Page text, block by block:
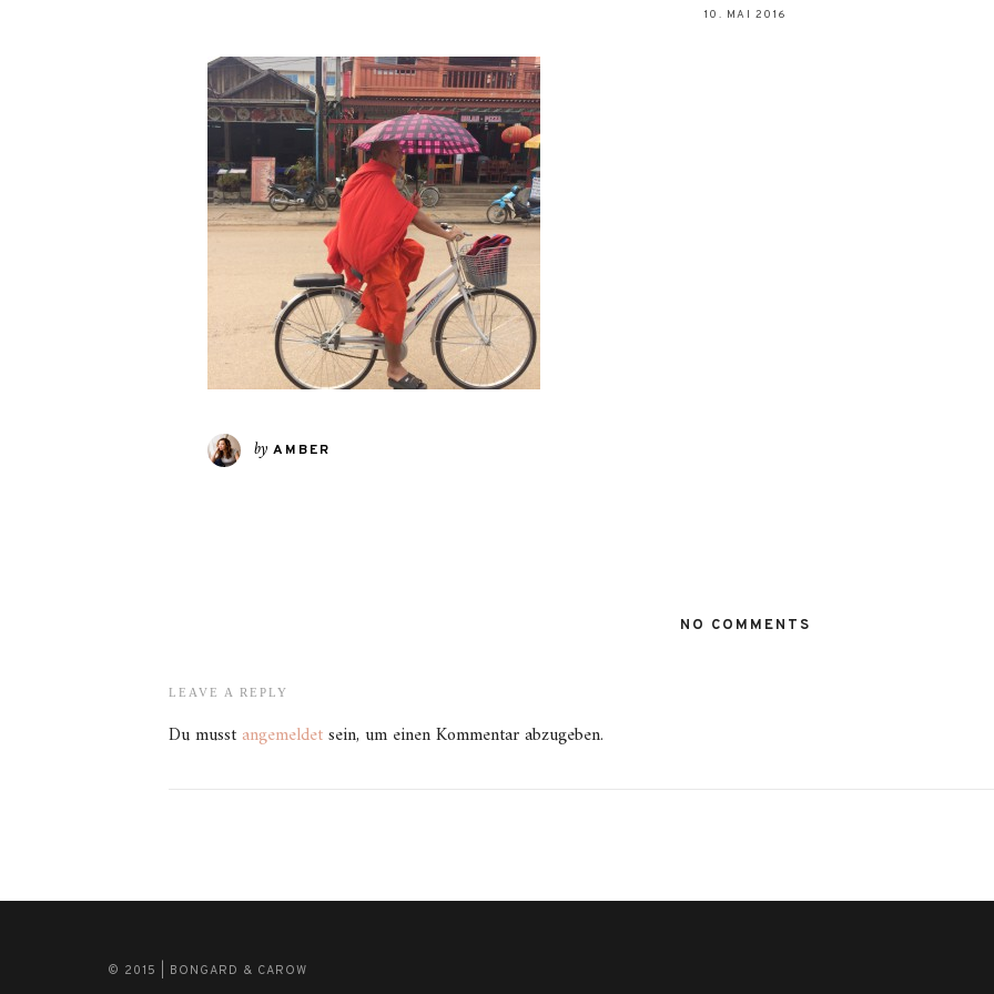
10. MAI 2016
by AMBER
NO COMMENTS
LEAVE A REPLY
Du musst angemeldetsein, um einen Kommentar abzugeben.
© 2015 | BONGARD & CAROW